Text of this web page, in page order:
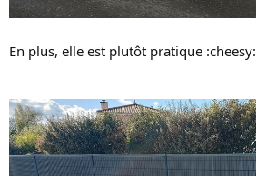
En plus, elle est plutôt pratique :cheesy: